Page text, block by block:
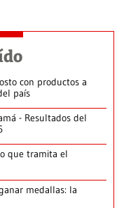
con productos a
país
- Resultados del
que tramita el
medallas: la